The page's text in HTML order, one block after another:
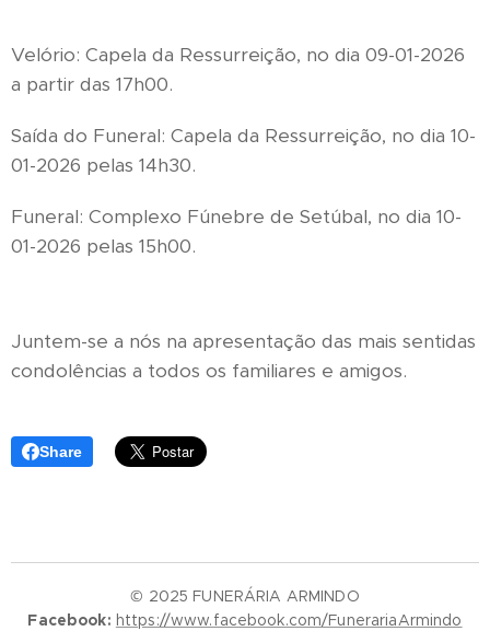
Velório: Capela da Ressurreição, no dia 09-01-2026
a partir das 17h00.
Saída do Funeral: Capela da Ressurreição, no dia 10-
01-2026 pelas 14h30.
Funeral: Complexo Fúnebre de Setúbal, no dia 10-
01-2026 pelas 15h00.
Juntem-se a nós na apresentação das mais sentidas
condolências a todos os familiares e amigos.
Share
© 2025 FUNERÁRIA ARMINDO
Facebook: https://www.facebook.com/FunerariaArmindo